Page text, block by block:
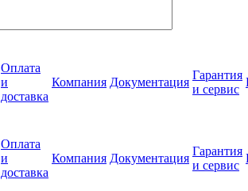
Оплата
и
доставка
Компания Документация
Гарантия
и сервис
Оплата
и
доставка
Компания Документация
Гарантия
и сервис